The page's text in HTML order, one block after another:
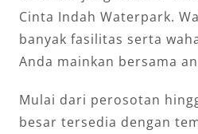
Cinta Indah Waterpark.
banyak fasilitas serta
Anda mainkan bersama
Mulai dari perosotan
besar tersedia dengan